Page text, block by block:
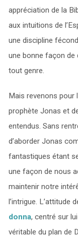
appréciation de la
aux intuitions de
une discipline
une bonne façon de
tout genre.
Mais revenons pour
prophète Jonas et
entendus. Sans
d’aborder Jonas
fantastiques étant
une façon de nous
maintenir notre
l’intrigue. L’attitude
donna, centré sur
véritable du plan de